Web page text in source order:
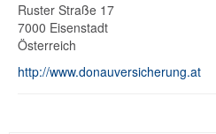
Ruster Straße 17
7000 Eisenstadt
Österreich
http://www.donauversicherung.at